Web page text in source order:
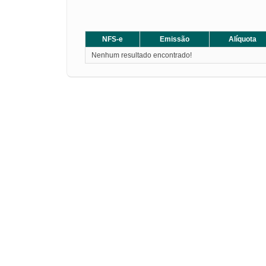
NFS-e Emissão Alíquota
Nenhum resultado encontrado!